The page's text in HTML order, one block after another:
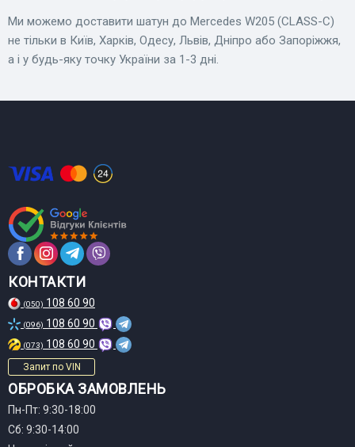
Ми можемо доставити шатун до Mercedes W205 (CLASS-C)
не тільки в Київ, Харків, Одесу, Львів, Дніпро або Запоріжжя,
а і у будь-яку точку України за 1-3 дні.
КОНТАКТИ
(050) 108 60 90
(096) 108 60 90
(073) 108 60 90
Запит по VIN
ОБРОБКА ЗАМОВЛЕНЬ
Пн-Пт: 9:30-18:00
Сб: 9:30-14:00